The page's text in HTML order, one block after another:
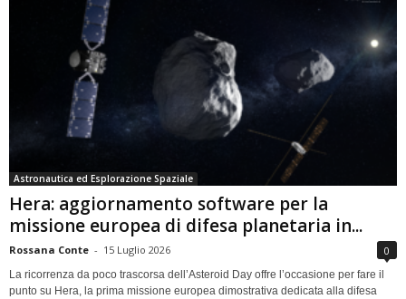
Astronautica ed Esplorazione Spaziale
Hera: aggiornamento software per la
missione europea di difesa planetaria in...
Rossana Conte - 15 Luglio 2026 0
La ricorrenza da poco trascorsa dell’Asteroid Day offre l’occasione per fare il
punto su Hera, la prima missione europea dimostrativa dedicata alla difesa